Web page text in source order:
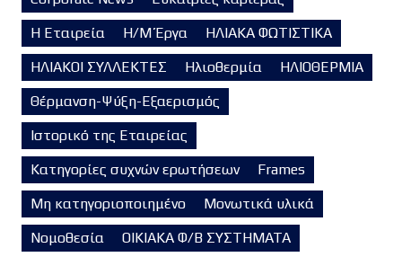
Η Εταιρεία
Η/Μ Έργα
ΗΛΙΑΚΑ ΦΩΤΙΣΤΙΚΑ
ΗΛΙΑΚΟΙ ΣΥΛΛΕΚΤΕΣ
Ηλιοθερμία
ΗΛΙΟΘΕΡΜΙΑ
Θέρμανση-Ψύξη-Εξαερισμός
Ιστορικό της Εταιρείας
Κατηγορίες συχνών ερωτήσεων
Frames
Μη κατηγοριοποιημένο
Μονωτικά υλικά
Νομοθεσία
ΟΙΚΙΑΚΑ Φ/Β ΣΥΣΤΗΜΑΤΑ